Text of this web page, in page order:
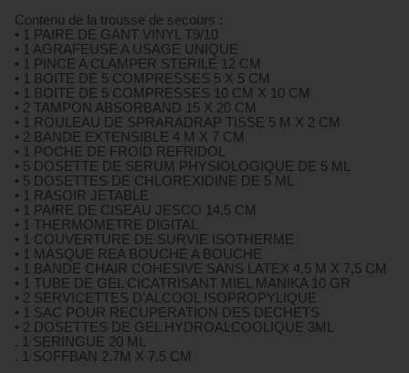
Contenu de la trousse de secours :
• 1 PAIRE DE GANT VINYL T9/10
• 1 AGRAFEUSE A USAGE UNIQUE
• 1 PINCE A CLAMPER STERILE 12 CM
• 1 BOITE DE 5 COMPRESSES 5 X 5 CM
• 1 BOITE DE 5 COMPRESSES 10 CM X 10 CM
• 2 TAMPON ABSORBAND 15 X 20 CM
• 1 ROULEAU DE SPRARADRAP TISSE 5 M X 2 CM
• 2 BANDE EXTENSIBLE 4 M X 7 CM
• 1 POCHE DE FROID REFRIDOL
• 5 DOSETTE DE SERUM PHYSIOLOGIQUE DE 5 ML
• 5 DOSETTES DE CHLOREXIDINE DE 5 ML
• 1 RASOIR JETABLE
• 1 PAIRE DE CISEAU JESCO 14,5 CM
• 1 THERMOMETRE DIGITAL
• 1 COUVERTURE DE SURVIE ISOTHERME
• 1 MASQUE REA BOUCHE A BOUCHE
• 1 BANDE CHAIR COHESIVE SANS LATEX 4,5 M X 7,5 CM
• 1 TUBE DE GEL CICATRISANT MIEL MANIKA 10 GR
• 2 SERVICETTES D’ALCOOL ISOPROPYLIQUE
• 1 SAC POUR RECUPERATION DES DECHETS
• 2 DOSETTES DE GEL HYDROALCOOLIQUE 3ML
. 1 SERINGUE 20 ML
. 1 SOFFBAN 2.7M X 7.5 CM